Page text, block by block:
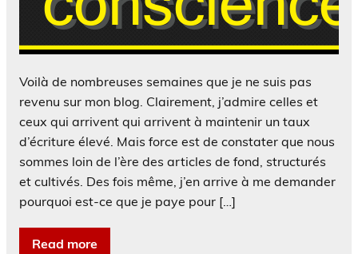
Voilà de nombreuses semaines que je ne suis pas
revenu sur mon blog. Clairement, j’admire celles et
ceux qui arrivent qui arrivent à maintenir un taux
d’écriture élevé. Mais force est de constater que nous
sommes loin de l’ère des articles de fond, structurés
et cultivés. Des fois même, j’en arrive à me demander
pourquoi est-ce que je paye pour […]
Read more